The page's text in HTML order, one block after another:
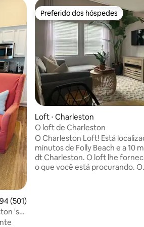
de uma avaliação média de 5, 501
(501)
's
Preferido dos hóspedes
Preferido dos hóspedes
Loft ⋅ Charleston
O loft de Charleston
O Charleston Loft! Está
minutos de Folly Beach e a 10
dt Charleston. O loft lhe
o que você está procurando. O